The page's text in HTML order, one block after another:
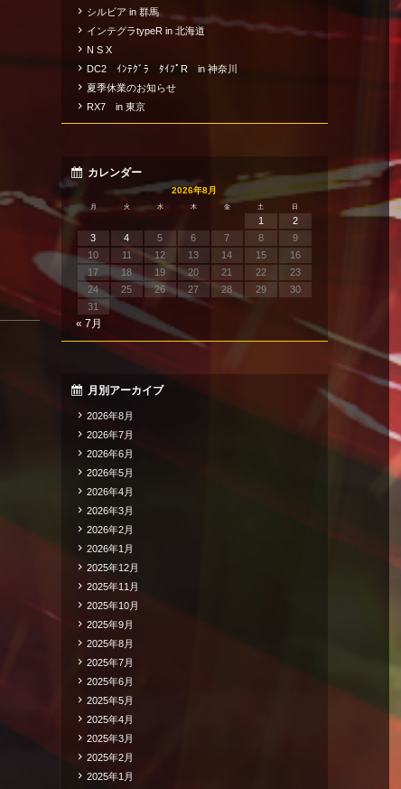
シルビア in 群馬
インテグラtypeR in 北海道
N S X
DC2 ｲﾝﾃｸﾞﾗ ﾀｲﾌﾟR in 神奈川
夏季休業のお知らせ
RX7 in 東京
カレンダー
2026年8月
月 火 水 木 金 土 日
1
2
3
4 5 6 7 8
9
10
11 12 13 14 15
16
17
18 19 20 21 22
23
24
25 26 27 28 29
30
31
« 7月
月別アーカイブ
2026年8月
2026年7月
2026年6月
2026年5月
2026年4月
2026年3月
2026年2月
2026年1月
2025年12月
2025年11月
2025年10月
2025年9月
2025年8月
2025年7月
2025年6月
2025年5月
2025年4月
2025年3月
2025年2月
2025年1月